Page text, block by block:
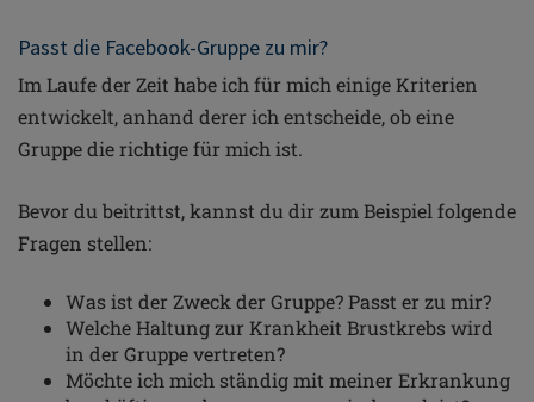
Passt die Facebook-Gruppe zu mir?
Im Laufe der Zeit habe ich für mich einige Kriterien
entwickelt, anhand derer ich entscheide, ob eine
Gruppe die richtige für mich ist.
Bevor du beitrittst, kannst du dir zum Beispiel folgende
Fragen stellen:
Was ist der Zweck der Gruppe? Passt er zu mir?
Welche Haltung zur Krankheit Brustkrebs wird
in der Gruppe vertreten?
Möchte ich mich ständig mit meiner Erkrankung